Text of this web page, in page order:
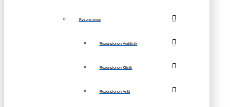
Rezensionen
Rezensionen Vorklinik
Rezensionen Klinik
Rezensionen Anki